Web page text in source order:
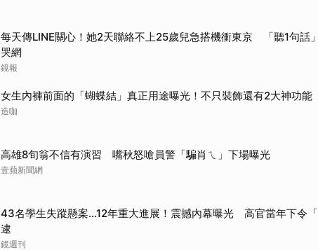
每天傳LINE關心！她2天聯絡不上25歲兒急搭機衝東京 「聽1句話
哭網
鏡報
女生內褲前面的「蝴蝶結」真正用途曝光！不只裝飾還有2大神功能
造咖
高雄8旬翁不信有演習 嘴秋怒嗆員警「騙肖ㄟ」下場曝光
壹蘋新聞網
43名學生失蹤懸案...12年重大進展！震撼內幕曝光 高官當年下令
逮
鏡週刊